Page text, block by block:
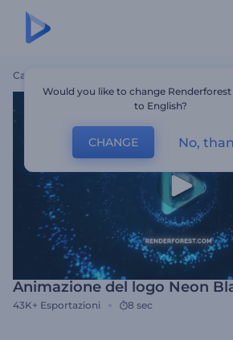
Casa
Animazione del logo Neon
43K+ Esportazioni 8 sec
Would you like to change
to English?
CHANGE No,